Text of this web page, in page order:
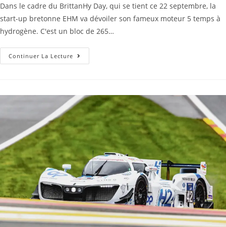
Dans le cadre du BrittanHy Day, qui se tient ce 22 septembre, la
start-up bretonne EHM va dévoiler son fameux moteur 5 temps à
hydrogène. C'est un bloc de 265…
Continuer La Lecture